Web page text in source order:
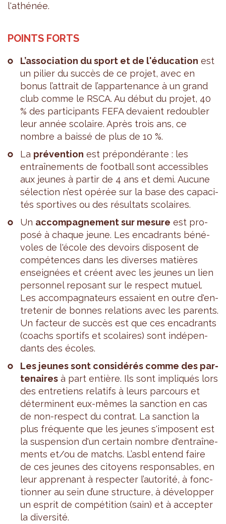
l'athé­née.
POINTS FORTS
L’as­so­cia­tion du sport et de l'édu­ca­tion est
un pilier du suc­cès de ce pro­jet, avec en
bonus l’at­trait de l’ap­par­te­nance à un grand
club comme le RSCA. Au début du pro­jet, 40
% des par­ti­ci­pants FEFA devaient redou­bler
leur année sco­laire. Après trois ans, ce
nombre a baissé de plus de 10 %.
La pré­ven­tion est pré­pon­dé­rante : les
entraî­ne­ments de foot­ball sont acces­sibles
aux jeunes à par­tir de 4 ans et demi. Aucune
sélec­tion n’est opé­rée sur la base des capa­ci­
tés spor­tives ou des résul­tats sco­laires.
Un accom­pa­gne­ment sur mesure est pro­
posé à chaque jeune. Les enca­drants béné­
voles de l'école des devoirs dis­posent de
com­pé­tences dans les diverses matières
ensei­gnées et créent avec les jeunes un lien
per­son­nel repo­sant sur le res­pect mutuel.
Les accom­pa­gna­teurs essaient en outre d'en­
tre­te­nir de bonnes rela­tions avec les parents.
Un fac­teur de suc­cès est que ces enca­drants
(coachs spor­tifs et sco­laires) sont indé­pen­
dants des écoles.
Les jeunes sont consi­dé­rés comme des par­
te­naires à part entière. Ils sont impli­qués lors
des entre­tiens rela­tifs à leurs par­cours et
déter­minent eux-mêmes la sanc­tion en cas
de non-res­pect du contrat. La sanc­tion la
plus fré­quente que les jeunes s'im­posent est
la sus­pen­sion d'un cer­tain nombre d'en­traî­ne­
ments et/ou de matchs. L’asbl entend faire
de ces jeunes des citoyens res­pon­sables, en
leur appre­nant à res­pec­ter l’au­to­rité, à fonc­
tion­ner au sein d’une struc­ture, à déve­lop­per
un esprit de com­pé­ti­tion (sain) et à accep­ter
la diver­sité.